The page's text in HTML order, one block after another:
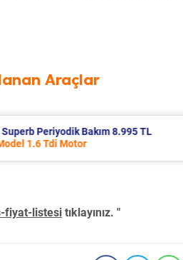
Araçlar
Renault R 12 Periyodik Bakım 5.138 TL
2000 Model 1.4 Motor
fiyat-listesi tıklayınız. "